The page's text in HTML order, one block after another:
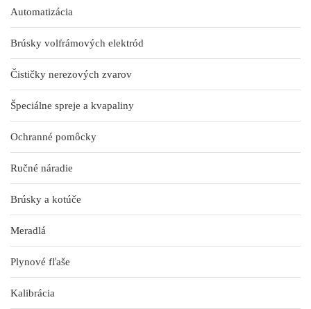
Automatizácia
Brúsky volfrámových elektród
Čističky nerezových zvarov
Špeciálne spreje a kvapaliny
Ochranné pomôcky
Ručné náradie
Brúsky a kotúče
Meradlá
Plynové fľaše
Kalibrácia